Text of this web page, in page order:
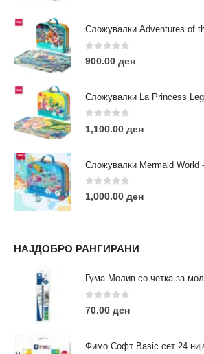
Сложувалки Adventures of
0 out of 5
900.00 ден
Сложувалки La Princess
0 out of 5
1,100.00 ден
Сложувалки Mermaid World
0 out of 5
1,000.00 ден
НАЈДОБРО РАНГИРАНИ
Гума Молив со четка за
0out of 5
70.00 ден
Фимо Софт Basic сет 24
contact@moehobi.mk
РАБОТНО ВРЕМЕ:
Пон - Саб / 09:00 - 21:00
ЛИНКОВИ
Услови за користење
Големопродажба
Кариера
За нас
Нашите локации
ПОПУЛАРНИ ТАГОВИ
eurodanvest FIMO Креативни Сетови
markers